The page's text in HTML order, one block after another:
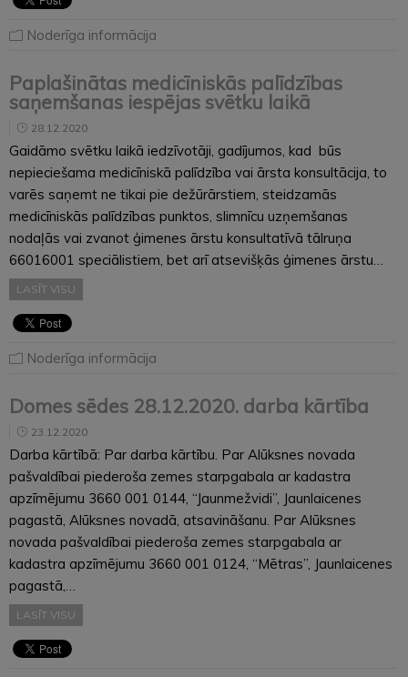
Noderīga informācija
Paplašinātas medicīniskās palīdzības
saņemšanas iespējas svētku laikā
28.12.2020
Gaidāmo svētku laikā iedzīvotāji, gadījumos, kad būs
nepieciešama medicīniskā palīdzība vai ārsta konsultācija, to
varēs saņemt ne tikai pie dežūrārstiem, steidzamās
medicīniskās palīdzības punktos, slimnīcu uzņemšanas
nodaļās vai zvanot ģimenes ārstu konsultatīvā tālruņa
66016001 speciālistiem, bet arī atsevišķās ģimenes ārstu…
LASĪT VISU
Noderīga informācija
Domes sēdes 28.12.2020. darba kārtība
23.12.2020
Darba kārtībā: Par darba kārtību. Par Alūksnes novada
pašvaldībai piederoša zemes starpgabala ar kadastra
apzīmējumu 3660 001 0144, “Jaunmežvidi”, Jaunlaicenes
pagastā, Alūksnes novadā, atsavināšanu. Par Alūksnes
novada pašvaldībai piederoša zemes starpgabala ar
kadastra apzīmējumu 3660 001 0124, “Mētras”, Jaunlaicenes
pagastā,…
LASĪT VISU